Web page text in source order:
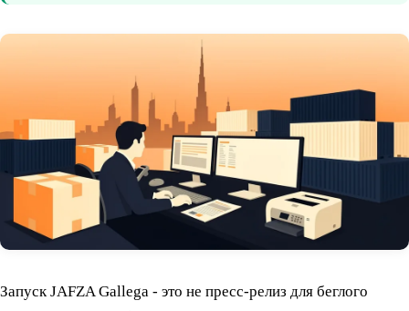
Запуск JAFZA Gallega - это не пресс-релиз для беглого